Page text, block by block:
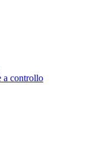
a controllo